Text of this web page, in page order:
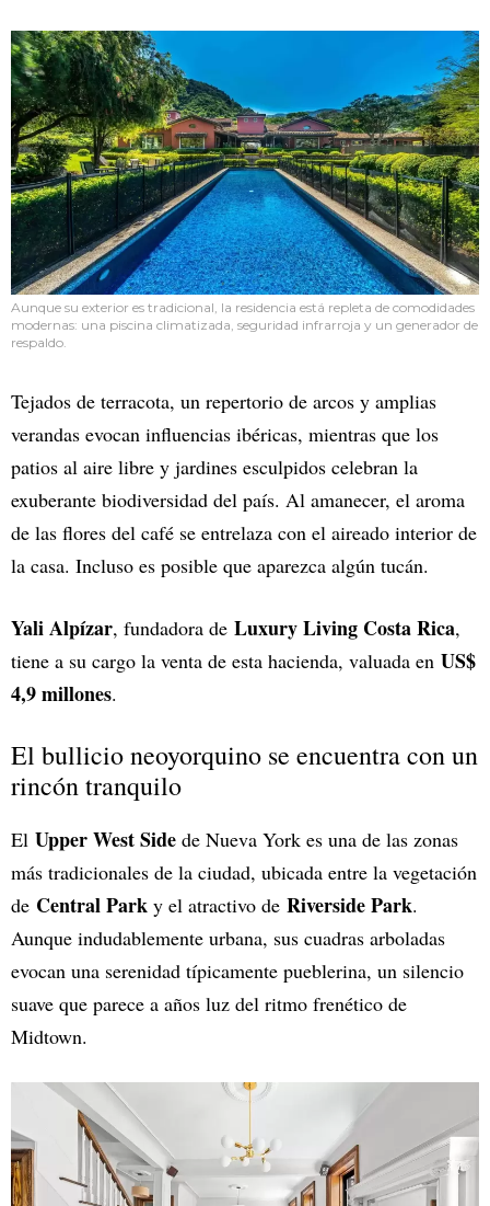
Aunque su exterior es tradicional, la residencia está repleta de comodidades
modernas: una piscina climatizada, seguridad infrarroja y un generador de
respaldo.
Tejados de terracota, un repertorio de arcos y amplias
verandas evocan influencias ibéricas, mientras que los
patios al aire libre y jardines esculpidos celebran la
exuberante biodiversidad del país. Al amanecer, el aroma
de las flores del café se entrelaza con el aireado interior de
la casa. Incluso es posible que aparezca algún tucán.
Yali Alpízar, fundadora de Luxury Living Costa Rica,
tiene a su cargo la venta de esta hacienda, valuada en US$
4,9 millones.
El bullicio neoyorquino se encuentra con un
rincón tranquilo
El Upper West Side de Nueva York es una de las zonas
más tradicionales de la ciudad, ubicada entre la vegetación
de Central Park y el atractivo de Riverside Park.
Aunque indudablemente urbana, sus cuadras arboladas
evocan una serenidad típicamente pueblerina, un silencio
suave que parece a años luz del ritmo frenético de
Midtown.